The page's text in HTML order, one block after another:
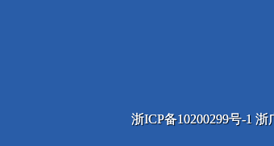
浙ICP备10200299号-1